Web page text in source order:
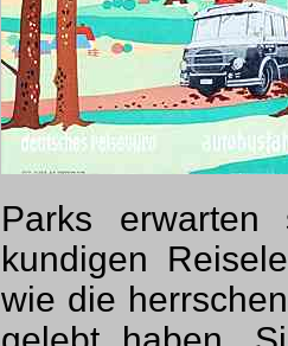
Parks
kundigen
wie die